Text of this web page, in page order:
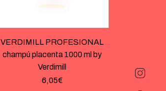
VERDIMILL PROFESIONAL
champú placenta 1000 ml by
Verdimill
6,05€